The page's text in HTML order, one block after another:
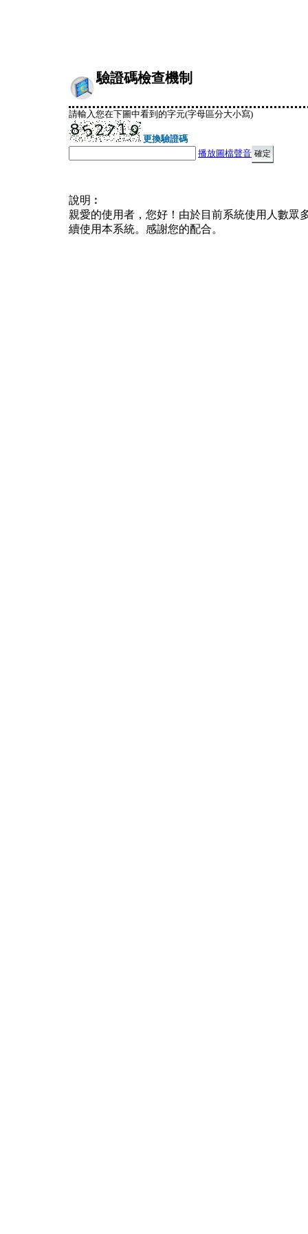
驗證碼檢查機制
請輸入您在下圖中看到的字元(字母區分大小寫)
更換驗證碼
播放圖檔聲音
說明︰
親愛的使用者，您好！由於目前系統使用人數眾
續使用本系統。感謝您的配合。